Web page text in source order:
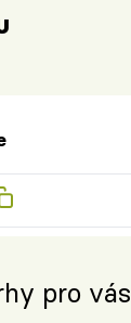
pro vás